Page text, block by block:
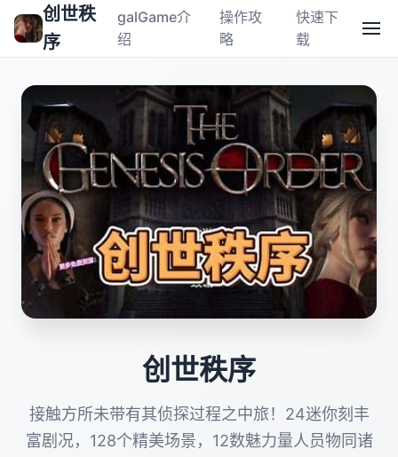
创世秩
序
galGame介
绍
操作攻
略
快速下
载
创世秩序
接触方所未带有其侦探过程之中旅！24迷你刻丰
富剧况，128个精美场景，12数魅力量人员物同诸